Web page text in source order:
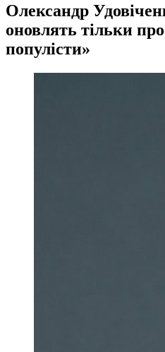
Олександр
оновлять тільки
популісти»